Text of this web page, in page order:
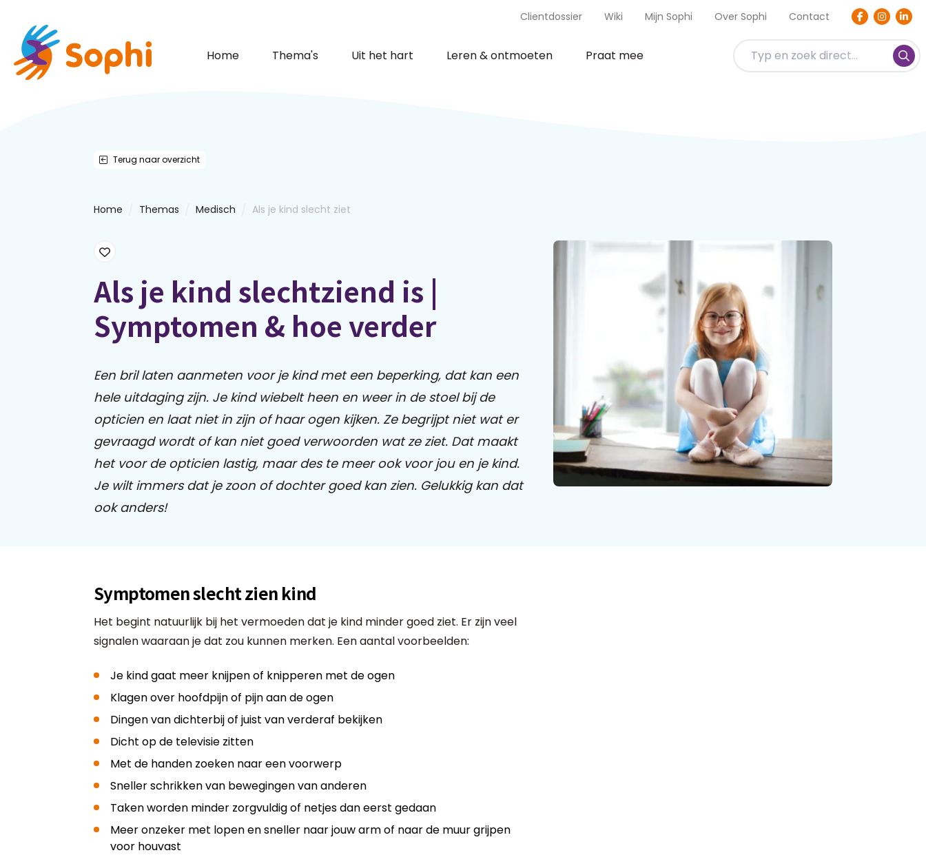
Clientdossier Wiki Mijn Sophi Over Sophi Contact
Home Thema's Uit het hart Leren & ontmoeten Praat mee
Terug naar overzicht
Home Themas Medisch Als je kind slecht ziet
Als je kind slechtziend is |
Symptomen & hoe verder
Een bril laten aanmeten voor je kind met een beperking, dat kan een
hele uitdaging zijn. Je kind wiebelt heen en weer in de stoel bij de
opticien en laat niet in zijn of haar ogen kijken. Ze begrijpt niet wat er
gevraagd wordt of kan niet goed verwoorden wat ze ziet. Dat maakt
het voor de opticien lastig, maar des te meer ook voor jou en je kind.
Je wilt immers dat je zoon of dochter goed kan zien. Gelukkig kan dat
ook anders!
Symptomen slecht zien kind
Het begint natuurlijk bij het vermoeden dat je kind minder goed ziet. Er zijn veel
signalen waaraan je dat zou kunnen merken. Een aantal voorbeelden:
Je kind gaat meer knijpen of knipperen met de ogen
Klagen over hoofdpijn of pijn aan de ogen
Dingen van dichterbij of juist van verderaf bekijken
Dicht op de televisie zitten
Met de handen zoeken naar een voorwerp
Sneller schrikken van bewegingen van anderen
Taken worden minder zorgvuldig of netjes dan eerst gedaan
Meer onzeker met lopen en sneller naar jouw arm of naar de muur grijpen
voor houvast